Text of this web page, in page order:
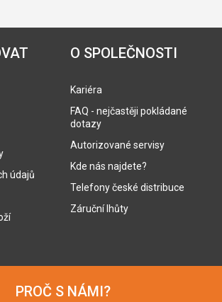
údajů
O SPOLEČNOSTI
Kariéra
FAQ - nejčastěji pokládané
dotazy
Autorizované servisy
Kde nás najdete?
Telefony české distribuce
Záruční lhůty
PROČ S NÁMI?